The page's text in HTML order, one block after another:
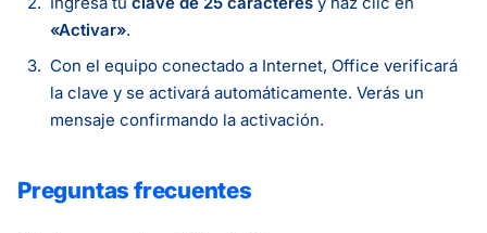
«Activar».
Con el equipo conectado a Internet, Office verificará
la clave y se activará automáticamente. Verás un
mensaje confirmando la activación.
Preguntas frecuentes